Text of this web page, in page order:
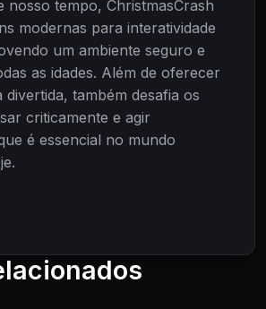
nosso tempo, ChristmasCrash
modernas para interatividade
um ambiente seguro e
as idades. Além de oferecer
divertida, também desafia os
criticamente e agir
é essencial no mundo